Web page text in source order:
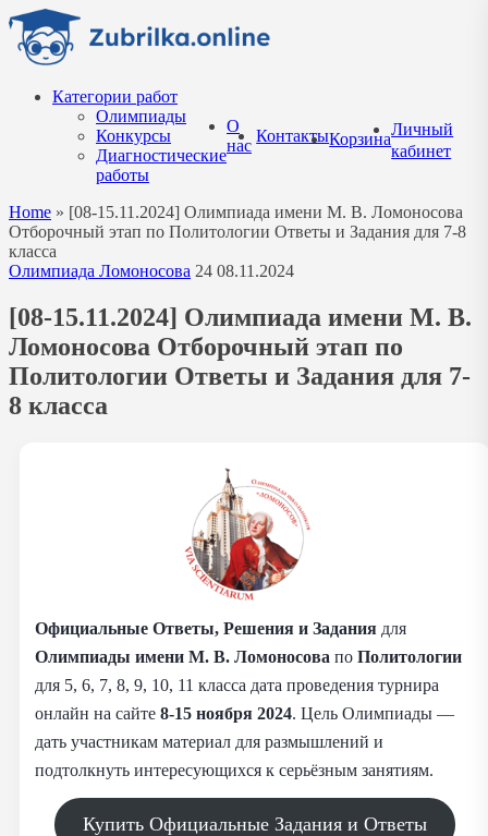
Перейти
содержанию
Категории работ
Олимпиады
Конкурсы
Диагностические
работы
О
нас
КонтактыКорзина
Личный
кабинет
Home » [08-15.11.2024] Олимпиада имени М. В. Ломоносова
Отборочный этап по Политологии Ответы и Задания для 7-8
класса
Олимпиада Ломоносова 24 08.11.2024
[08-15.11.2024] Олимпиада имени М. В.
Ломоносова Отборочный этап по
Политологии Ответы и Задания для 7-
8 класса
Официальные Ответы, Решения и Задания для
Олимпиады имени М. В. Ломоносова по Политологии
для 5, 6, 7, 8, 9, 10, 11 класса дата проведения турнира
онлайн на сайте 8-15 ноября 2024. Цель Олимпиады —
дать участникам материал для размышлений и
подтолкнуть интересующихся к серьёзным занятиям.
Купить Официальные Задания и Ответы